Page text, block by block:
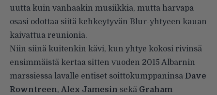
uutta kuin vanhaakin musiikkia, mutta harvapa
osasi odottaa siitä kehkeytyvän Blur-yhtyeen kauan
kaivattua reunionia.
Niin siinä kuitenkin kävi, kun yhtye kokosi rivinsä
ensimmäistä kertaa sitten vuoden 2015 Albarnin
marssiessa lavalle entiset soittokumppaninsa Dave
Rowntreen, Alex Jamesin sekä Graham